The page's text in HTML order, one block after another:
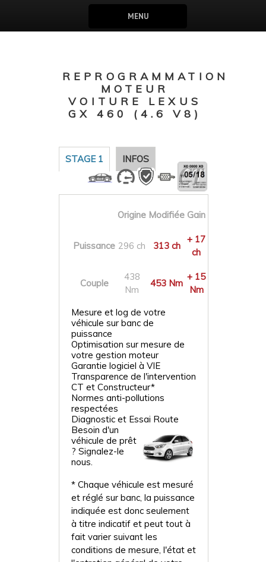
MENU
REPROGRAMMATION
MOTEUR
VOITURE LEXUS
GX 460 (4.6 V8)
STAGE 1 INFOS
Origine Modifiée Gain
Puissance 296 ch 313 ch
+ 17
ch
Couple
438
Nm
453 Nm
+ 15
Nm
Mesure et log de votre
véhicule sur banc de
puissance
Optimisation sur mesure de
votre gestion moteur
Garantie logiciel à VIE
Transparence de l'intervention
CT et Constructeur*
Normes anti-pollutions
respectées
Diagnostic et Essai Route
Besoin d'un
véhicule de prêt
? Signalez-le
nous.
* Chaque véhicule est mesuré
et réglé sur banc, la puissance
indiquée est donc seulement
à titre indicatif et peut tout à
fait varier suivant les
conditions de mesure, l'état et